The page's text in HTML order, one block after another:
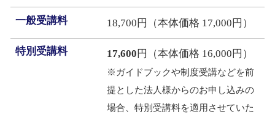
一般受講料 18,700円（本体価格 17,000円）
特別受講料 17,600 円（本体価格 16,000円）
※ガイドブックや制度受講などを前
提とした法人様からのお申し込みの
場合、特別受講料を適用させていた